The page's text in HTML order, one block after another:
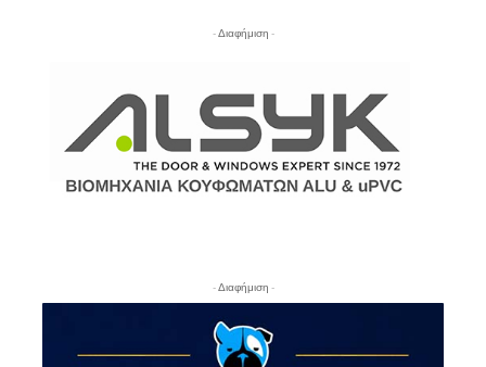
- Διαφήμιση -
- Διαφήμιση -